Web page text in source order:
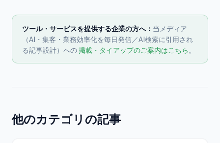
ツール・サービスを提供する企業の方へ： 当メディア
（AI・集客・業務効率化を毎日発信／AI検索に引用され
る記事設計）への掲載・タイアップのご案内はこちら。
他のカテゴリの記事